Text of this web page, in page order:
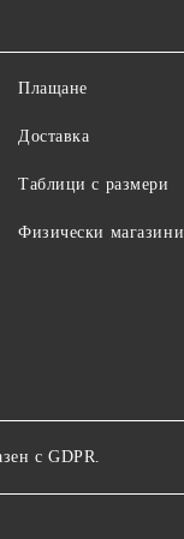
Плащане
Доставка
Таблици с размери
Физически магазини
с GDPR.